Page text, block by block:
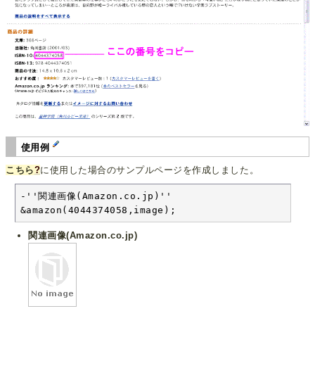
使用例
こちら?に使用した場合のサンプルページを作成しました。
-''関連画像(Amazon.co.jp)''
&amazon(4044374058,image);
関連画像(Amazon.co.jp)